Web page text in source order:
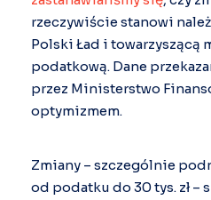
rzeczywiście stanowi
Polski Ład i towarzyszącą
podatkową. Dane
przez Ministerstwo
optymizmem.
Zmiany – szczególnie
od podatku do 30 tys. zł –